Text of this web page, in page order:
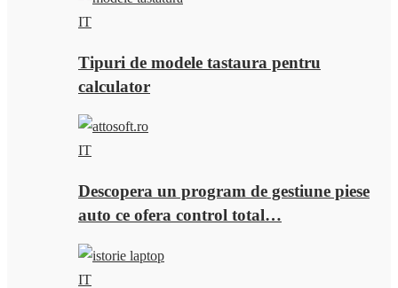
IT
Tipuri de modele tastaura pentru
calculator
IT
Descopera un program de gestiune piese
auto ce ofera control total…
IT